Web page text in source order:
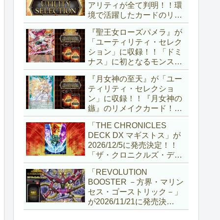
アリティが全て判明！！環
境で活躍したカードのリメ
イクが多数収録！！調整版
『墓穴の指名者』や「ドミ
ナス」の少女のカード化な
ど、注目要素が満載ですね
～。【遊戯王OCG】
『聖王女ローズパメラ』が
「ユーティリティ・セレク
ション」に収録！！「ドミ
ナス」に初となるモンスタ
ーが登場！！『聖王の粉
砕』や『列王詩篇』に描か
れていた少女で、実際にこ
の2種を強力にサポートし
ていますね！！【遊戯王
OCG】
『月女神の至天』が「ユー
ティリティ・セレクショ
ン」に収録！！『月女神の
鏃』のリメイクカード！！
選出傾向が読めなくなりま
したが、後攻向けとは言え
無効化範囲の広がった『墓
穴の指名者』はめちゃくち
ゃ強力ですね！？【遊戯王
OCG】
「THE CHRONICLES
DECK DX マギストス」が
2026/12/5に発売決定！！
「ザ・クロニクルズ・デッ
キ」がリニューアル！！第
1弾は「マギストス」と
「エンディミオン」が選出
されています！！【遊戯王
OCG】
「REVOLUTION
BOOSTER －方界・マリン
セス・ゴーストリック－」
が2026/11/21に発売決
定！！「レボリューション